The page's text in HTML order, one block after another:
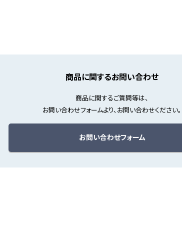
商品に関するお問い合わせ
商品に関するご質問等は、
お問い合わせフォームより、お問い合わせください。
お問い合わせフォーム